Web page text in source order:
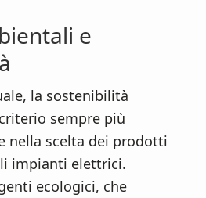
e
la sostenibilità
sempre più
nella scelta dei prodotti
impianti elettrici.
ecologici, che